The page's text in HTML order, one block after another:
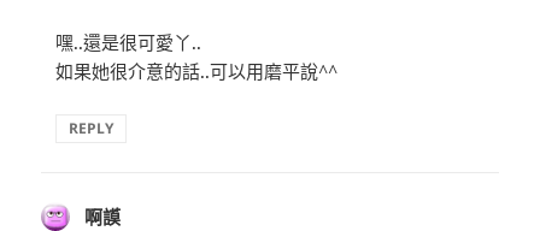
嘿..還是很可愛丫..
如果她很介意的話..可以用磨平說^^
REPLY
啊謨